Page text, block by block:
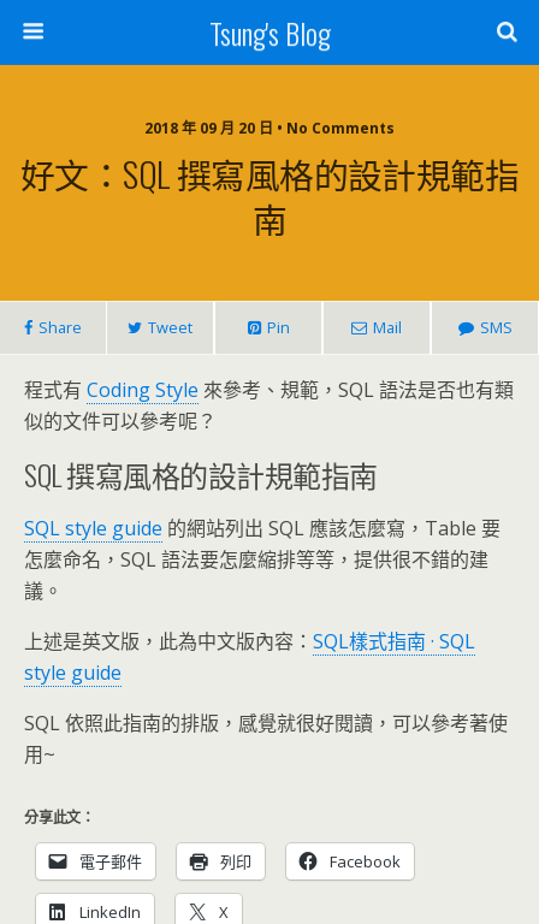
Tsung's Blog
2018 年 09 月 20 日 • No Comments
好文：SQL 撰寫風格的設計規範指
南
Share Tweet Pin Mail SMS
程式有 Coding Style 來參考、規範，SQL 語法是否也有類
似的文件可以參考呢？
SQL 撰寫風格的設計規範指南
SQL style guide 的網站列出 SQL 應該怎麼寫，Table 要
怎麼命名，SQL 語法要怎麼縮排等等，提供很不錯的建
議。
上述是英文版，此為中文版內容： SQL樣式指南 · SQL
style guide
SQL 依照此指南的排版，感覺就很好閱讀，可以參考著使
用~
分享此文：
電子郵件 列印 Facebook
LinkedIn X